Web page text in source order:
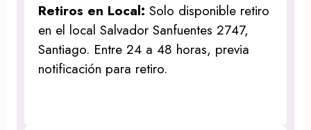
Retiros en Local:Solo disponible retiro
en el local Salvador Sanfuentes 2747,
Santiago. Entre 24 a 48 horas, previa
notificación para retiro.